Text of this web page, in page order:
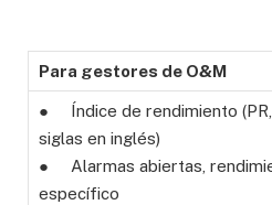
Para gestores de O&M
● Índice de rendimiento
siglas en inglés)
● Alarmas abiertas,
específico